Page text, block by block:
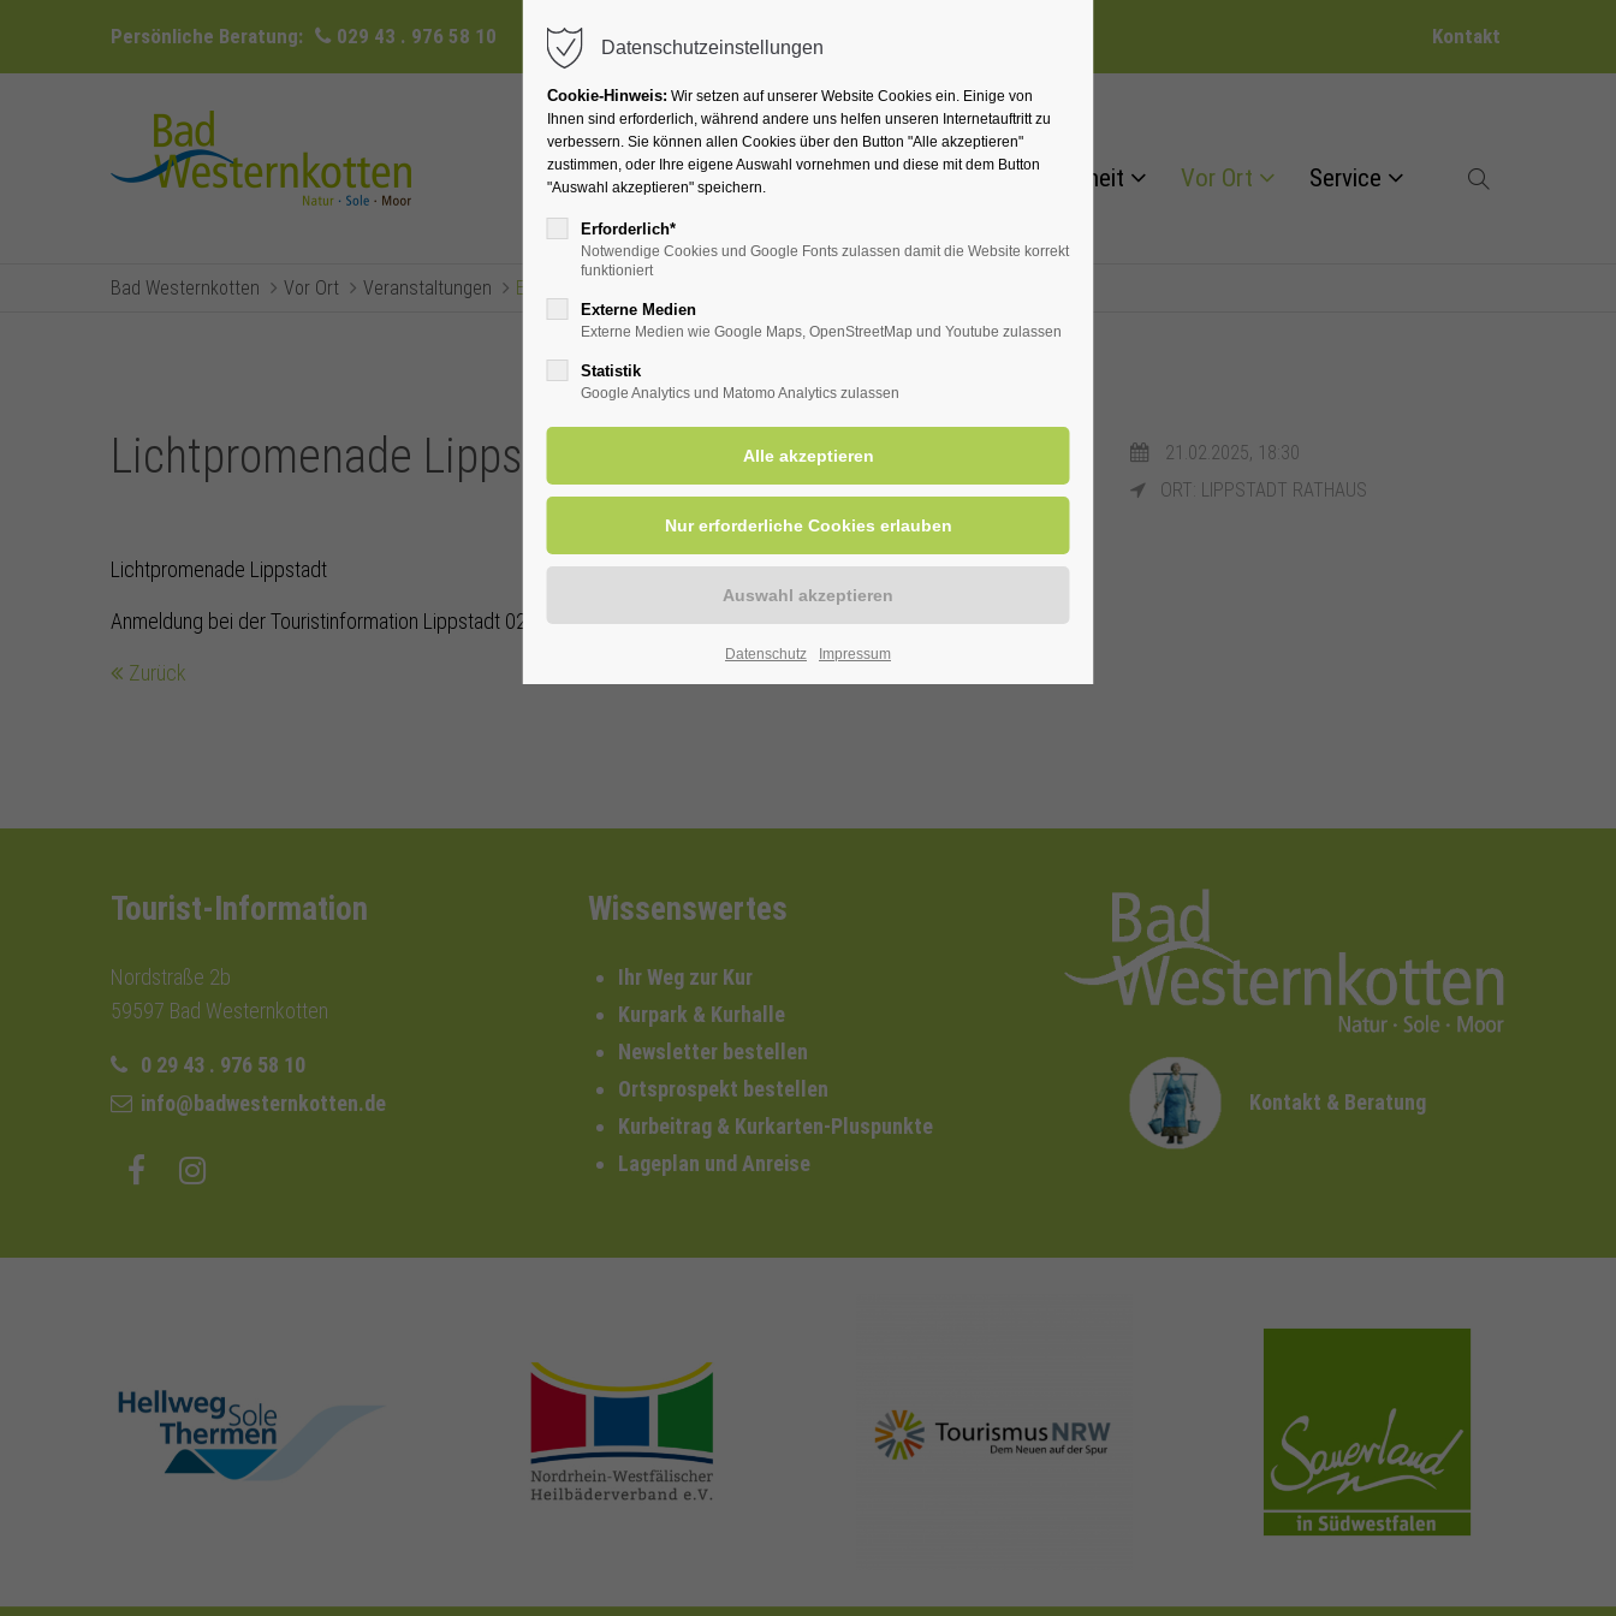
Persönliche Beratung: 029 43 . 976 58 10 info@badwesternkotten.de Kontakt
Ihr Heilbad Übernachten Für Ihre Gesundheit Vor Ort Service
Bad Westernkotten Vor Ort Veranstaltungen Eventsreader (Timeline)
Lichtpromenade Lippstadt - Themenstadtführung
21.02.2025, 18:30
ORT: LIPPSTADT RATHAUS
Lichtpromenade Lippstadt
Anmeldung bei der Touristinformation Lippstadt 02941-58515
Zurück
Tourist-Information
Nordstraße 2b
59597 Bad Westernkotten
0 29 43 . 976 58 10
info@badwesternkotten.de
Wissenswertes
Ihr Weg zur Kur
Kurpark & Kurhalle
Newsletter bestellen
Ortsprospekt bestellen
Kurbeitrag & Kurkarten-Pluspunkte
Lageplan und Anreise
Kontakt & Beratung
hellweg-sole-
thermen.de
heilbaeder.de
nrw-tourismus.de sauerland.com
Datenschutzeinstellungen
Cookie-Hinweis: Wir setzen auf unserer Website Cookies ein. Einige von
Ihnen sind erforderlich, während andere uns helfen unseren Internetauftritt zu
verbessern. Sie können allen Cookies über den Button "Alle akzeptieren"
zustimmen, oder Ihre eigene Auswahl vornehmen und diese mit dem Button
"Auswahl akzeptieren" speichern.
Erforderlich*
Notwendige Cookies und Google Fonts zulassen damit die Website korrekt
funktioniert
Externe Medien
Externe Medien wie Google Maps, OpenStreetMap und Youtube zulassen
Statistik
Google Analytics und Matomo Analytics zulassen
Datenschutz Impressum